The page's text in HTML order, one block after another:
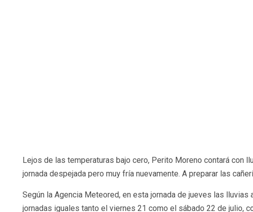
Lejos de las temperaturas bajo cero, Perito Moreno contará con
jornada despejada pero muy fría nuevamente. A preparar las
Según la Agencia Meteored, en esta jornada de jueves las lluvias
jornadas iguales tanto el viernes 21 como el sábado 22 de julio,